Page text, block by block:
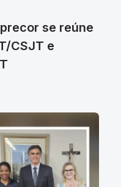
se reúne
CSJT e